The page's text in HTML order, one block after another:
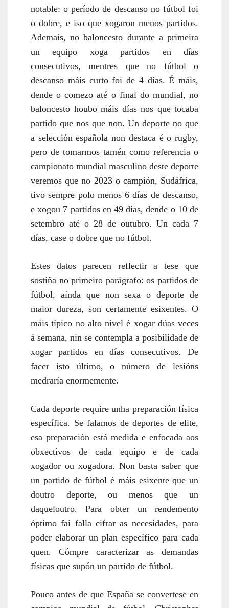
notable: o período de descanso no fútbol foi
o dobre, e iso que xogaron menos partidos.
Ademais, no baloncesto durante a primeira
un equipo xoga partidos en días
consecutivos, mentres que no fútbol o
descanso máis curto foi de 4 días. É máis,
dende o comezo até o final do mundial, no
baloncesto houbo máis días nos que tocaba
partido que nos que non. Un deporte no que
a selección española non destaca é o rugby,
pero de tomarmos tamén como referencia o
campionato mundial masculino deste deporte
veremos que no 2023 o campión, Sudáfrica,
tivo sempre polo menos 6 días de descanso,
e xogou 7 partidos en 49 días, dende o 10 de
setembro até o 28 de outubro. Un cada 7
días, case o dobre que no fútbol.
Estes datos parecen reflectir a tese que
sostiña no primeiro parágrafo: os partidos de
fútbol, aínda que non sexa o deporte de
maior dureza, son certamente esixentes. O
máis típico no alto nivel é xogar dúas veces
á semana, nin se contempla a posibilidade de
xogar partidos en días consecutivos. De
facer isto último, o número de lesións
medraría enormemente.
Cada deporte require unha preparación física
específica. Se falamos de deportes de elite,
esa preparación está medida e enfocada aos
obxectivos de cada equipo e de cada
xogador ou xogadora. Non basta saber que
un partido de fútbol é máis esixente que un
doutro deporte, ou menos que un
daqueloutro. Para obter un rendemento
óptimo fai falla cifrar as necesidades, para
poder elaborar un plan específico para cada
quen. Cómpre caracterizar as demandas
físicas que supón un partido de fútbol.
Pouco antes de que España se convertese en